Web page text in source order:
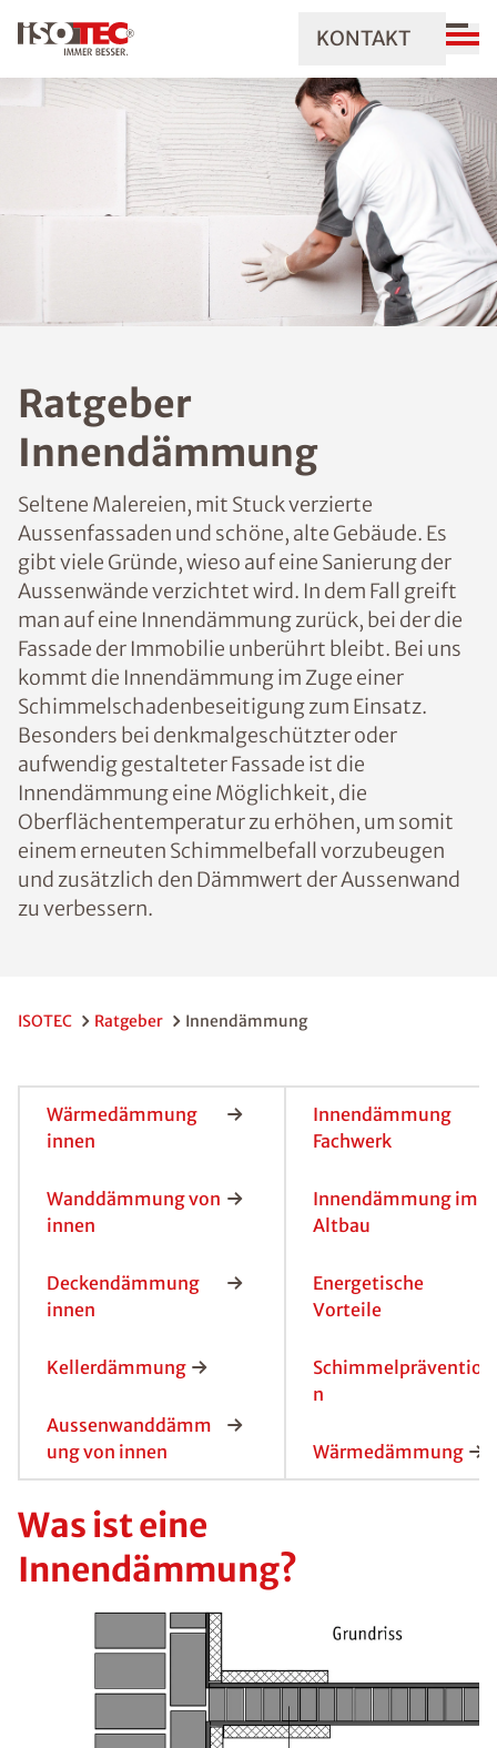
KONTAKT
Ratgeber
Innendämmung
Seltene Malereien, mit Stuck verzierte
Aussenfassaden und schöne, alte Gebäude. Es
gibt viele Gründe, wieso auf eine Sanierung der
Aussenwände verzichtet wird. In dem Fall greift
man auf eine Innendämmung zurück, bei der die
Fassade der Immobilie unberührt bleibt. Bei uns
kommt die Innendämmung im Zuge einer
Schimmelschadenbeseitigung zum Einsatz.
Besonders bei denkmalgeschützter oder
aufwendig gestalteter Fassade ist die
Innendämmung eine Möglichkeit, die
Oberflächentemperatur zu erhöhen, um somit
einem erneuten Schimmelbefall vorzubeugen
und zusätzlich den Dämmwert der Aussenwand
zu verbessern.
ISOTEC Ratgeber Innendämmung
Wärmedämmung
innen
Wanddämmung von
innen
Deckendämmung
innen
Kellerdämmung
Aussenwanddämm
ung von innen
Innendämmung
Fachwerk
Innendämmung im
Altbau
Energetische
Vorteile
Schimmelpräventio
n
Wärmedämmung
Was ist eine
Innendämmung?